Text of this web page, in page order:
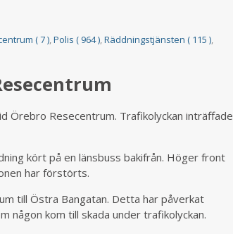
( 7 ),Polis ( 964 ),Räddningstjänsten ( 115 ),
Örebro Resecentrum. Trafikolyckan inträffade
kört på en länsbuss bakifrån. Höger front
har förstörts.
till Östra Bangatan. Detta har påverkat
någon kom till skada under trafikolyckan.